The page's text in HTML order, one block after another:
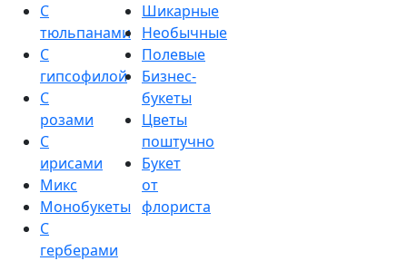
С
тюльпанами
С
гипсофилой
С
розами
С
ирисами
Микс
Монобукеты
С
герберами
Шикарные
Необычные
Полевые
Бизнес-
букеты
Цветы
поштучно
Букет
от
флориста